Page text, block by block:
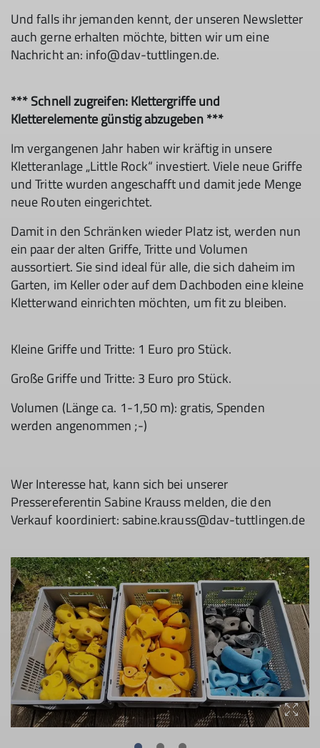
Und falls ihr jemanden kennt, der unseren Newsletter
auch gerne erhalten möchte, bitten wir um eine
Nachricht an: info@dav-tuttlingen.de.
*** Schnell zugreifen: Klettergriffe und
Kletterelemente günstig abzugeben ***
Im vergangenen Jahr haben wir kräftig in unsere
Kletteranlage „Little Rock“ investiert. Viele neue Griffe
und Tritte wurden angeschafft und damit jede Menge
neue Routen eingerichtet.
Damit in den Schränken wieder Platz ist, werden nun
ein paar der alten Griffe, Tritte und Volumen
aussortiert. Sie sind ideal für alle, die sich daheim im
Garten, im Keller oder auf dem Dachboden eine kleine
Kletterwand einrichten möchten, um fit zu bleiben.
Kleine Griffe und Tritte: 1 Euro pro Stück.
Große Griffe und Tritte: 3 Euro pro Stück.
Volumen (Länge ca. 1-1,50 m): gratis, Spenden
werden angenommen ;-)
Wer Interesse hat, kann sich bei unserer
Pressereferentin Sabine Krauss melden, die den
Verkauf koordiniert: sabine.krauss@dav-tuttlingen.de